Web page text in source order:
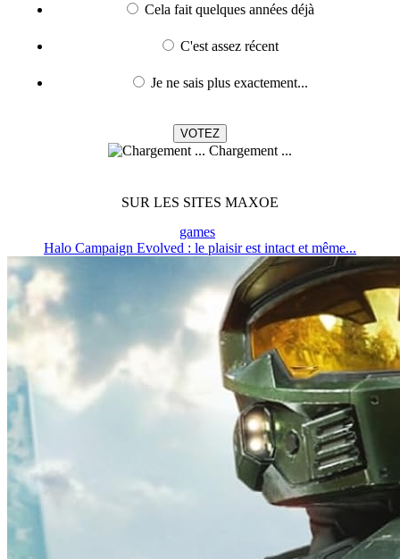
Cela fait quelques années déjà
C'est assez récent
Je ne sais plus exactement...
Chargement ...
SUR LES SITES MAXOE
games
Halo Campaign Evolved : le plaisir est intact et même...